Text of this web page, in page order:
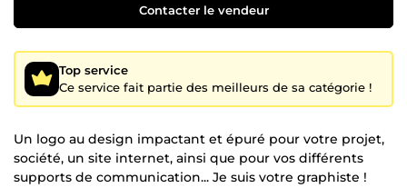
Contacter le vendeur
Top service
Ce service fait partie des meilleurs de sa catégorie !
Un logo au design impactant et épuré pour votre projet,
société, un site internet, ainsi que pour vos différents
supports de communication... Je suis votre graphiste !